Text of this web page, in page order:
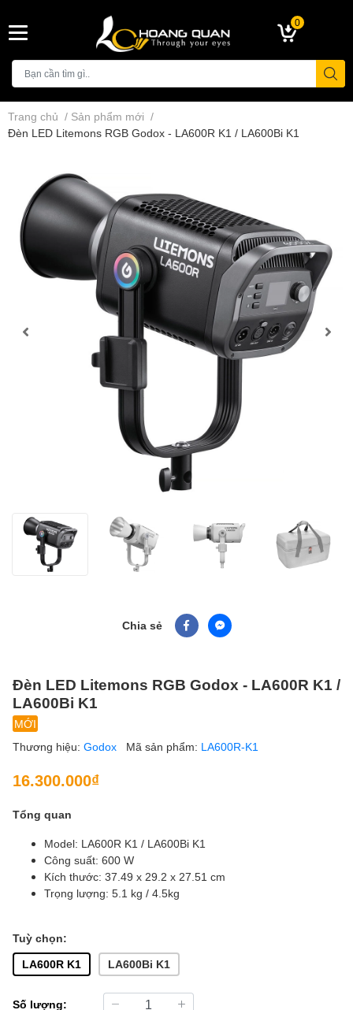
0
Trang chủ / Sản phẩm mới /
Đèn LED Litemons RGB Godox - LA600R K1 / LA600Bi K1
Chia sẻ
Đèn LED Litemons RGB Godox - LA600R K1 /
LA600Bi K1
MỚI
Thương hiệu: Godox Mã sản phẩm: LA600R-K1
16.300.000₫
Tổng quan
Model: LA600R K1 / LA600Bi K1
Công suất: 600 W
Kích thước: 37.49 x 29.2 x 27.51 cm
Trọng lượng: 5.1 kg / 4.5kg
Tuỳ chọn:
LA600R K1
LA600Bi K1
Số lượng: